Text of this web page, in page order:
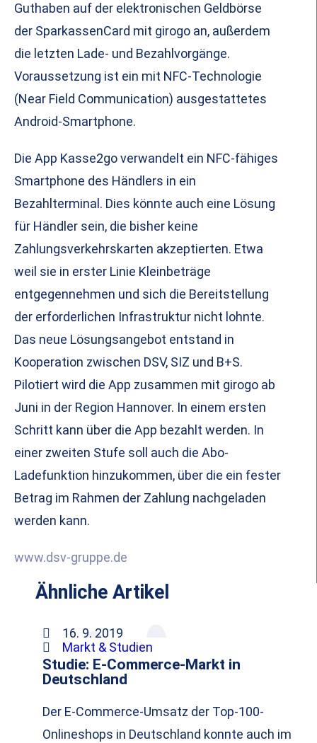
Guthaben auf der elektronischen Geldbörse
der SparkassenCard mit girogo an, außerdem
die letzten Lade- und Bezahlvorgänge.
Voraussetzung ist ein mit NFC-Technologie
(Near Field Communication) ausgestattetes
Android-Smartphone.
Die App Kasse2go verwandelt ein NFC-fähiges
Smartphone des Händlers in ein
Bezahlterminal. Dies könnte auch eine Lösung
für Händler sein, die bisher keine
Zahlungsverkehrskarten akzeptierten. Etwa
weil sie in erster Linie Kleinbeträge
entgegennehmen und sich die Bereitstellung
der erforderlichen Infrastruktur nicht lohnte.
Das neue Lösungsangebot entstand in
Kooperation zwischen DSV, SIZ und B+S.
Pilotiert wird die App zusammen mit girogo ab
Juni in der Region Hannover. In einem ersten
Schritt kann über die App bezahlt werden. In
einer zweiten Stufe soll auch die Abo-
Ladefunktion hinzukommen, über die ein fester
Betrag im Rahmen der Zahlung nachgeladen
werden kann.
www.dsv-gruppe.de
Ähnliche Artikel
16. 9. 2019
Markt & Studien
Studie: E-Commerce-Markt in
Deutschland
Der E-Commerce-Umsatz der Top-100-
Onlineshops in Deutschland konnte auch im